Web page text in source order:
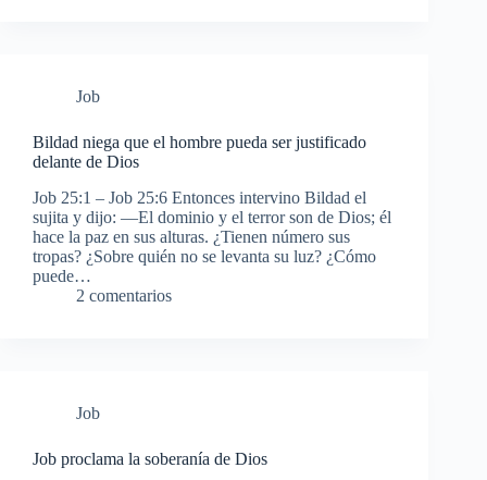
Job
Bildad niega que el hombre pueda ser justificado
delante de Dios
Job 25:1 – Job 25:6 Entonces intervino Bildad el
sujita y dijo: —El dominio y el terror son de Dios; él
hace la paz en sus alturas. ¿Tienen número sus
tropas? ¿Sobre quién no se levanta su luz? ¿Cómo
puede…
2 comentarios
Job
Job proclama la soberanía de Dios